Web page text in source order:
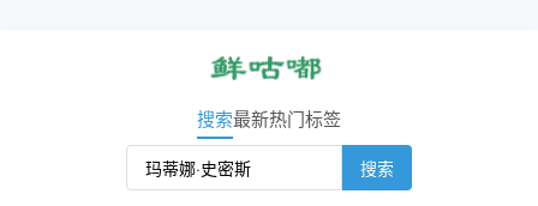
搜索最新热门标签
搜索